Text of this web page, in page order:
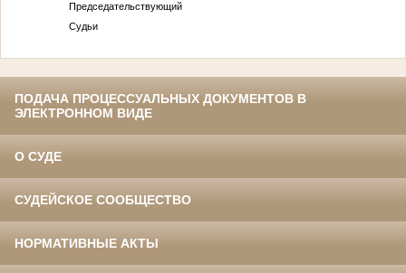
Председательствующий
Судьи
ПОДАЧА ПРОЦЕССУАЛЬНЫХ ДОКУМЕНТОВ В
ЭЛЕКТРОННОМ ВИДЕ
О СУДЕ
СУДЕЙСКОЕ СООБЩЕСТВО
НОРМАТИВНЫЕ АКТЫ